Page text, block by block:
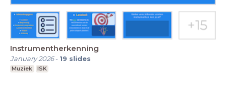
Instrumentherkenning
January 2026- 19 slides
Muziek ISK